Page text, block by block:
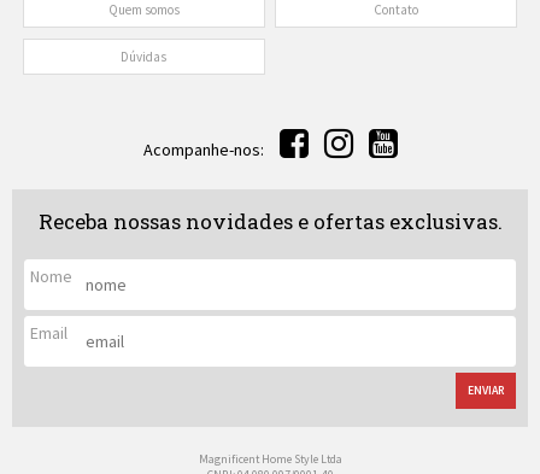
Quem somos Contato
Dúvidas
Acompanhe-nos:
Receba nossas novidades e ofertas exclusivas.
Nome
Email
ENVIAR
Magnificent Home Style Ltda